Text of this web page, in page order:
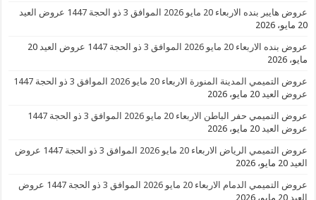
عروض هايبر بنده الاربعاء 20 مايو 2026 الموافق 3 ذو الحجة 1447 عروض العيد
20 مايو، 2026
عروض بنده الاربعاء 20 مايو 2026 الموافق 3 ذو الحجة 1447 عروض العيد
20
مايو، 2026
عروض التميمي المدينة المنورة الاربعاء 20 مايو 2026 الموافق 3 ذو الحجة 1447
عروض العيد 20 مايو، 2026
عروض التميمي حفر الباطن الاربعاء 20 مايو 2026 الموافق 3 ذو الحجة 1447
عروض العيد 20 مايو، 2026
عروض التميمي الرياض الاربعاء 20 مايو 2026 الموافق 3 ذو الحجة 1447 عروض
العيد 20 مايو، 2026
عروض التميمي الدمام الاربعاء 20 مايو 2026 الموافق 3 ذو الحجة 1447 عروض
العيد 20 مايو، 2026